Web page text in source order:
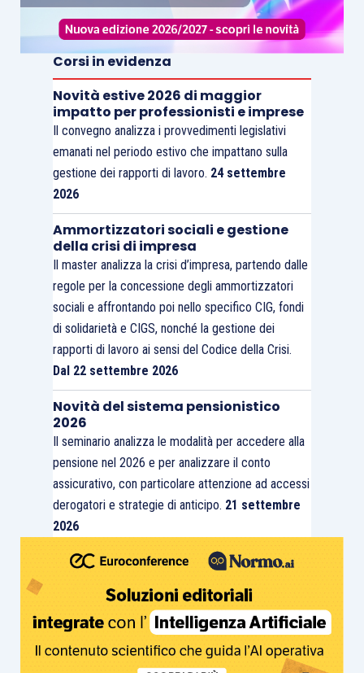
Corsi in evidenza
Novità estive 2026 di maggior
impatto per professionisti e imprese
Il convegno analizza i provvedimenti legislativi
emanati nel periodo estivo che impattano sulla
gestione dei rapporti di lavoro. 24 settembre
2026
Ammortizzatori sociali e gestione
della crisi di impresa
Il master analizza la crisi d’impresa, partendo dalle
regole per la concessione degli ammortizzatori
sociali e affrontando poi nello specifico CIG, fondi
di solidarietà e CIGS, nonché la gestione dei
rapporti di lavoro ai sensi del Codice della Crisi.
Dal 22 settembre 2026
Novità del sistema pensionistico
2026
Il seminario analizza le modalità per accedere alla
pensione nel 2026 e per analizzare il conto
assicurativo, con particolare attenzione ad accessi
derogatori e strategie di anticipo. 21 settembre
2026